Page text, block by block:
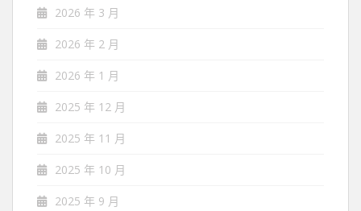
2026 年 3 月
2026 年 2 月
2026 年 1 月
2025 年 12 月
2025 年 11 月
2025 年 10 月
2025 年 9 月